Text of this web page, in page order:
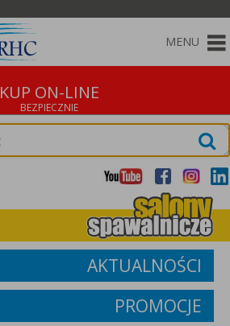
MENU
KUP ON-LINE
AKTUALNOŚCI
PROMOCJE